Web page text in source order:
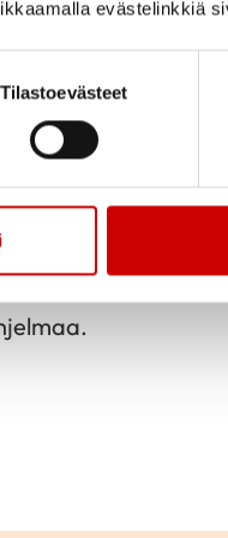
evästelinkkiä
Tilastoevästeet
sivu Jaa Whatsapp
Jaa Jaa
muistuttaa
4.5.
Bussi lähtee